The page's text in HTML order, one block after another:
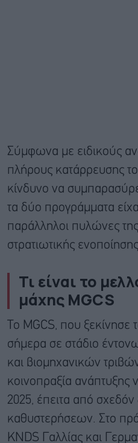
Σύμφωνα με ειδικούς
πλήρους κατάρρευσης
κίνδυνο να
τα δύο προγράμματα
παράλληλοι πυλώνες
στρατιωτικής
Τι είναι το
μάχης MGCS
Το MGCS, που ξεκίνησε
σήμερα σε στάδιο
και βιομηχανικών
κοινοπραξία ανάπτυξης
2025, έπειτα από σχεδόν
καθυστερήσεων. Στο
KNDS Γαλλίας και